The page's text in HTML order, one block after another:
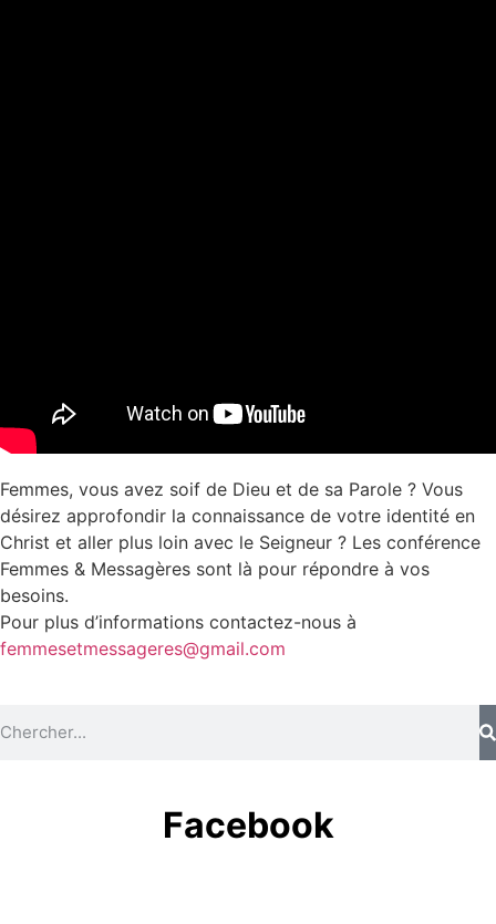
Femmes, vous avez soif de Dieu et de sa Parole ? Vous
désirez approfondir la connaissance de votre identité en
Christ et aller plus loin avec le Seigneur ? Les conférence
Femmes & Messagères sont là pour répondre à vos
besoins.
Pour plus d’informations contactez-nous à
femmesetmessageres@gmail.com
Facebook